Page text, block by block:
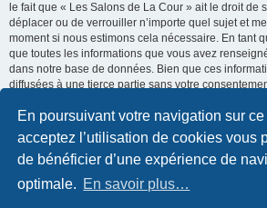
En poursuivant votre navigation sur
acceptez l’utilisation de cookies vous
de bénéficier d’une expérience de
optimale. En savoir plus…
le fait que « Les Salons de La Cour » ait le droit de
déplacer ou de verrouiller n’importe quel sujet et
moment si nous estimons cela nécessaire. En tant
que toutes les informations que vous avez
dans notre base de données. Bien que ces
diffusées à une tierce partie sans votre
Cour », ni phpBB, ne pourront être tenus comme
tentative de piratage informatique visant à